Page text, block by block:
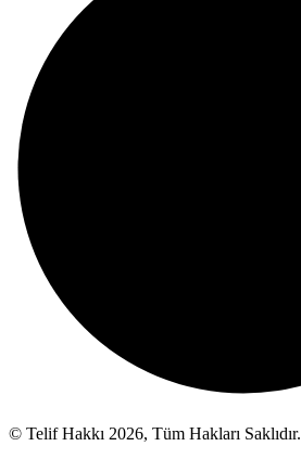
© Telif Hakkı 2026, Tüm Hakları Saklıdır.